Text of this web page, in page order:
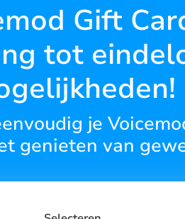
Gift
tot
je
genieten van